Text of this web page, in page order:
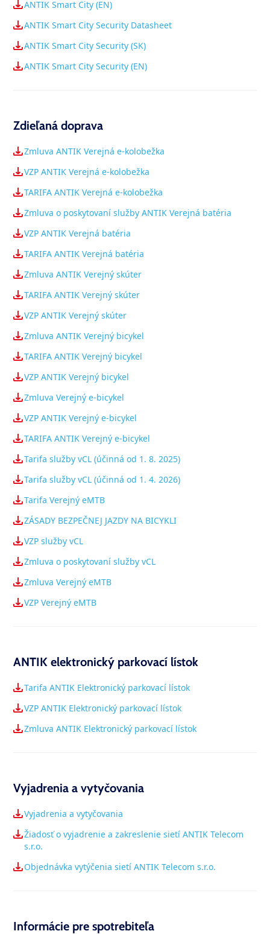
ANTIK Smart City (EN)
ANTIK Smart City Security Datasheet
ANTIK Smart City Security (SK)
ANTIK Smart City Security (EN)
Zdieľaná doprava
Zmluva ANTIK Verejná e-kolobežka
VZP ANTIK Verejná e-kolobežka
TARIFA ANTIK Verejná e-kolobežka
Zmluva o poskytovaní služby ANTIK Verejná batéria
VZP ANTIK Verejná batéria
TARIFA ANTIK Verejná batéria
Zmluva ANTIK Verejný skúter
TARIFA ANTIK Verejný skúter
VZP ANTIK Verejný skúter
Zmluva ANTIK Verejný bicykel
TARIFA ANTIK Verejný bicykel
VZP ANTIK Verejný bicykel
Zmluva Verejný e-bicykel
VZP ANTIK Verejný e-bicykel
TARIFA ANTIK Verejný e-bicykel
Tarifa služby vCL (účinná od 1. 8. 2025)
Tarifa služby vCL (účinná od 1. 4. 2026)
Tarifa Verejný eMTB
ZÁSADY BEZPEČNEJ JAZDY NA BICYKLI
VZP služby vCL
Zmluva o poskytovaní služby vCL
Zmluva Verejný eMTB
VZP Verejný eMTB
ANTIK elektronický parkovací lístok
Tarifa ANTIK Elektronický parkovací lístok
VZP ANTIK Elektronický parkovací lístok
Zmluva ANTIK Elektronický parkovací lístok
Vyjadrenia a vytyčovania
Vyjadrenia a vytyčovania
Žiadosť o vyjadrenie a zakreslenie sietí ANTIK Telecom
s.r.o.
Objednávka vytýčenia sietí ANTIK Telecom s.r.o.
Informácie pre spotrebiteľa